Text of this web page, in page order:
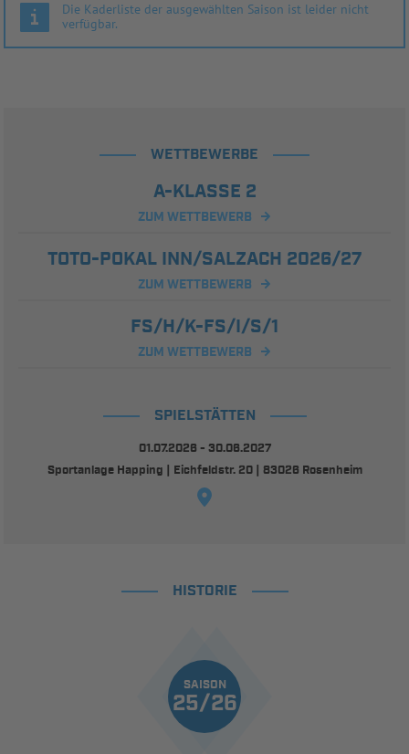
Die Kaderliste der ausgewählten Saison ist leider nicht
verfügbar.
WETTBEWERBE
A-KLASSE 2
ZUM WETTBEWERB
TOTO-POKAL INN/SALZACH 2026/27
ZUM WETTBEWERB
FS/H/K-FS/I/S/1
ZUM WETTBEWERB
SPIELSTÄTTEN
01.07.2026 - 30.06.2027
Sportanlage Happing | Eichfeldstr. 20 | 83026 Rosenheim
HISTORIE
SAISON
25/26